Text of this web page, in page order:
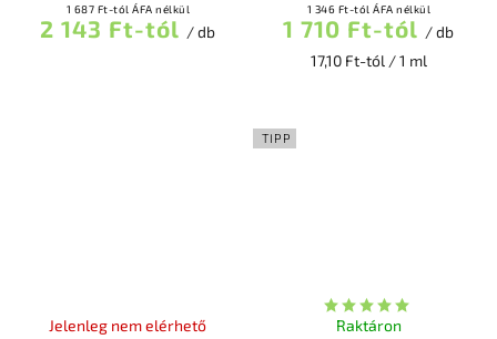
1 687 Ft-tól ÁFA nélkül
2 143 Ft-tól / db
1 346 Ft-tól ÁFA nélkül
1 710 Ft-tól / db
17,10 Ft-tól / 1 ml
Jelenleg nem elérhető
TIPP
Raktáron